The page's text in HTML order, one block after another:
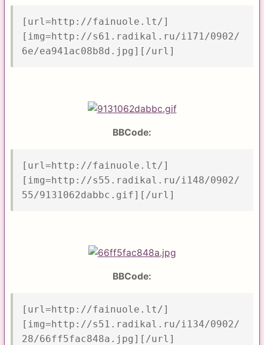
[url=http://fainuole.lt/]
[img=http://s61.radikal.ru/i171/0902/
6e/ea941ac08b8d.jpg][/url]
BBCode:
[url=http://fainuole.lt/]
[img=http://s55.radikal.ru/i148/0902/
55/9131062dabbc.gif][/url]
BBCode:
[url=http://fainuole.lt/]
[img=http://s51.radikal.ru/i134/0902/
28/66ff5fac848a.jpg][/url]